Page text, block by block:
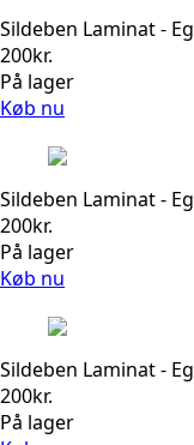
Sildeben Laminat -
200kr.
På lager
Køb nu
Sildeben Laminat -
200kr.
På lager
Køb nu
Sildeben Laminat -
200kr.
På lager